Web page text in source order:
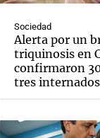
Sociedad
Alerta por un
triquinosis en
confirmaron
tres internados
Notas